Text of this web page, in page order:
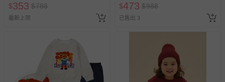
$353 $788
最新上架
$473 $988
已售出 3